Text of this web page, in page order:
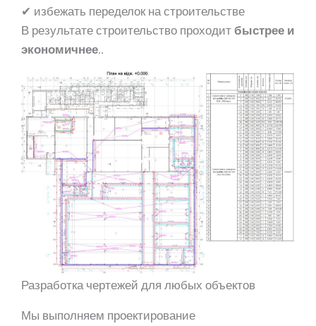
✔ избежать переделок на строительстве
В результате строительство проходитбыстрее и
экономичнее..
Разработка чертежей для любых объектов
Мы выполняем проектирование